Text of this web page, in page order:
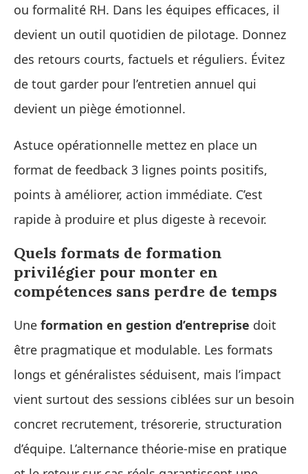
ou formalité RH. Dans les équipes efficaces, il
devient un outil quotidien de pilotage. Donnez
des retours courts, factuels et réguliers. Évitez
de tout garder pour l’entretien annuel qui
devient un piège émotionnel.
Astuce opérationnelle mettez en place un
format de feedback 3 lignes points positifs,
points à améliorer, action immédiate. C’est
rapide à produire et plus digeste à recevoir.
Quels formats de formation
privilégier pour monter en
compétences sans perdre de temps
Une formation en gestion d’entreprise doit
être pragmatique et modulable. Les formats
longs et généralistes séduisent, mais l’impact
vient surtout des sessions ciblées sur un besoin
concret recrutement, trésorerie, structuration
d’équipe. L’alternance théorie‑mise en pratique